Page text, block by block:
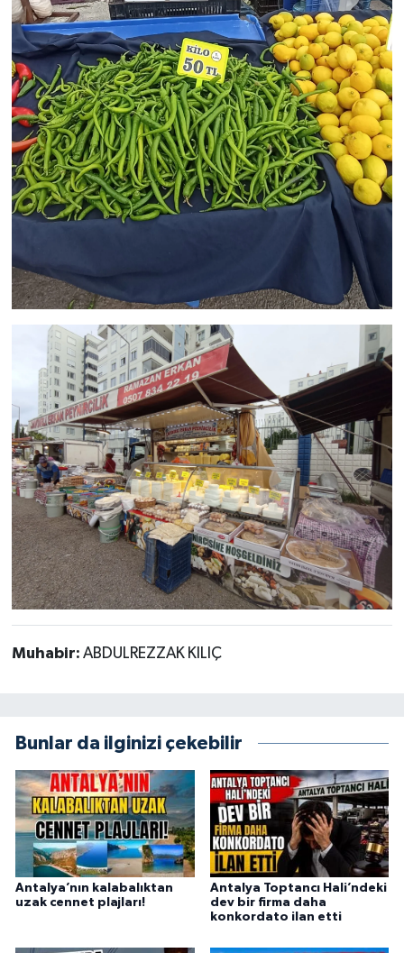
Muhabir: ABDULREZZAK KILIÇ
Bunlar da ilginizi çekebilir
Antalya’nın kalabalıktan
uzak cennet plajları!
Antalya Toptancı Hali’ndeki
dev bir firma daha
konkordato ilan etti